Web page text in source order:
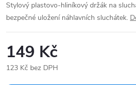
Stylový plastovo-hliníkový držák na
bezpečné uložení náhlavních sluchátek.
149 Kč
123 Kč bez DPH